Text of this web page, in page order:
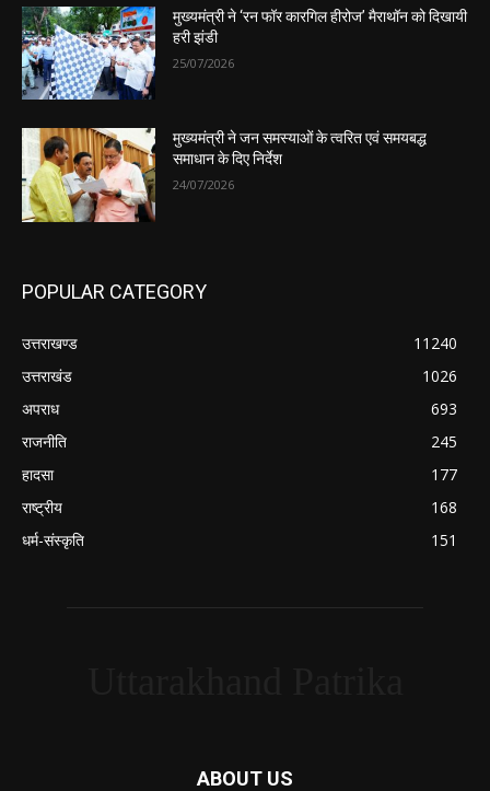
मुख्यमंत्री ने ‘रन फॉर कारगिल हीरोज’ मैराथॉन को दिखायी
हरी झंडी
25/07/2026
मुख्यमंत्री ने जन समस्याओं के त्वरित एवं समयबद्ध
समाधान के दिए निर्देश
24/07/2026
POPULAR CATEGORY
उत्तराखण्ड
11240
उत्तराखंड
1026
अपराध
693
राजनीति
245
हादसा
177
राष्ट्रीय
168
धर्म-संस्कृति
151
ABOUT US